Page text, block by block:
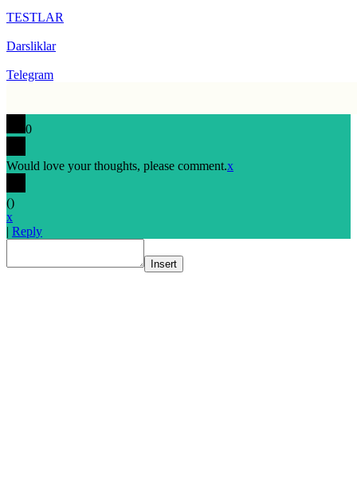
TESTLAR
Darsliklar
Telegram
0
Would love your thoughts, please comment.x
()
x
Reply
Insert